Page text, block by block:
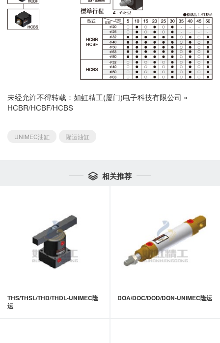
未经允许不得转载： 如虹精工(厦门)电子科技有限公司 »
HCBR/HCBF/HCBS
UNIMEC油缸 隆运油缸
 相关推荐
THS/THSL/THD/THDL-UNIMEC隆
运
DOA/DOC/DOD/DON-UNIMEC隆运